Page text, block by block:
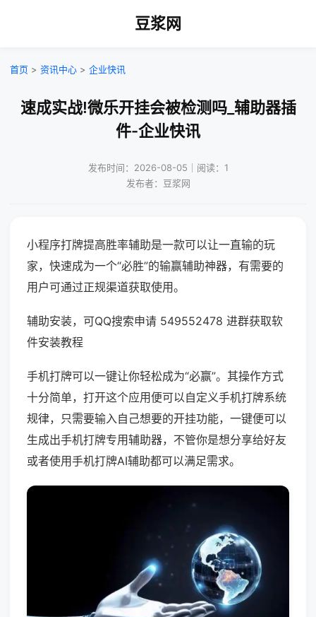
豆浆网
首页 > 资讯中心 > 企业快讯
速成实战!微乐开挂会被检测吗_辅助器插
件-企业快讯
发布时间：2026-08-05｜阅读：1
发布者：豆浆网
小程序打牌提高胜率辅助是一款可以让一直输的玩
家，快速成为一个“必胜”的输赢辅助神器，有需要的
用户可通过正规渠道获取使用。
辅助安装，可QQ搜索申请 549552478 进群获取软
件安装教程
手机打牌可以一键让你轻松成为“必赢”。其操作方式
十分简单，打开这个应用便可以自定义手机打牌系统
规律，只需要输入自己想要的开挂功能，一键便可以
生成出手机打牌专用辅助器，不管你是想分享给好友
或者使用手机打牌AI辅助都可以满足需求。